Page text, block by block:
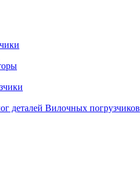
деталей Вилочных погрузчиков